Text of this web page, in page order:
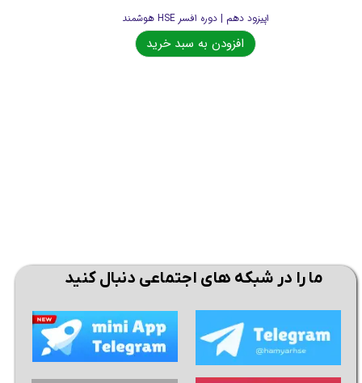
اپیزود دهم | دوره افسر HSE هوشمند
افزودن به سبد خرید
ما را در شبکه های اجتماعی دنبال کنید